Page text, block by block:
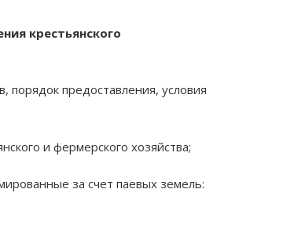
крестьянского
порядок предоставления, условия
и фермерского хозяйства;
за счет паевых земель: